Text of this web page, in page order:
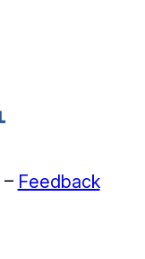
– Feedback